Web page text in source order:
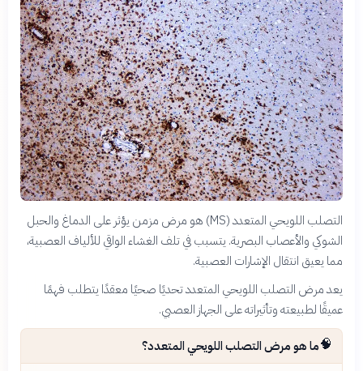
التصلب اللويحي المتعدد (MS) هو مرض مزمن يؤثر على الدماغ والحبل
الشوكي والأعصاب البصرية. يتسبب في تلف الغشاء الواقي للألياف العصبية،
مما يعيق انتقال الإشارات العصبية.
يعد مرض التصلب اللويحي المتعدد تحديًا صحيًا معقدًا يتطلب فهمًا
عميقًا لطبيعته وتأثيراته على الجهاز العصبي.
🧠ما هو مرض التصلب اللويحي المتعدد؟